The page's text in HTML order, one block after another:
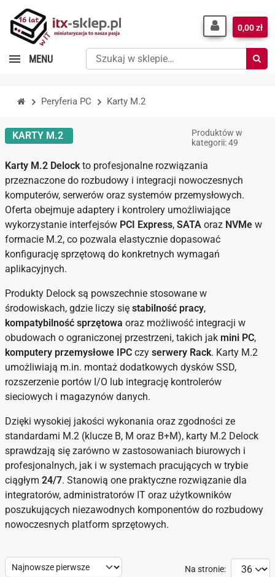
Szukaj
w
0,00 zł
MENU
Peryferia PC Karty M.2
KARTY M.2
Produktów w
kategorii: 49
Karty M.2 Delockto profesjonalne rozwiązania
przeznaczone do rozbudowy i integracji nowoczesnych
komputerów, serwerów oraz systemów przemysłowych.
Oferta obejmuje adaptery i kontrolery umożliwiające
wykorzystanie interfejsów PCI Express, SATA oraz NVMe w
formacie M.2, co pozwala elastycznie dopasować
konfigurację sprzętową do konkretnych wymagań
aplikacyjnych.
Produkty Delock są powszechnie stosowane w
środowiskach, gdzie liczy się stabilność pracy,
kompatybilność sprzętowa oraz możliwość integracji w
obudowach o ograniczonej przestrzeni, takich jak mini PC,
komputery przemysłowe IPC czy serwery Rack. Karty M.2
umożliwiają m.in. montaż dodatkowych dysków SSD,
rozszerzenie portów I/O lub integrację kontrolerów
sieciowych i magazynów danych.
Dzięki wysokiej jakości wykonania oraz zgodności ze
standardami M.2 (klucze B, M oraz B+M), karty M.2 Delock
sprawdzają się zarówno w zastosowaniach biurowych i
profesjonalnych, jak i w systemach pracujących w trybie
ciągłym 24/7. Stanowią one praktyczne rozwiązanie dla
integratorów, administratorów IT oraz użytkowników
poszukujących niezawodnych komponentów do rozbudowy
nowoczesnych platform sprzętowych.
Sort
Na stronie: